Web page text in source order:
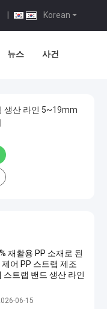
Korean
뉴스 사건
생산 라인 5~19mm
재활용 PP 소재로 된
제어 PP 스트랩 제조
스트랩 밴드 생산 라인
트랩 밴드 압출 라인
06-15